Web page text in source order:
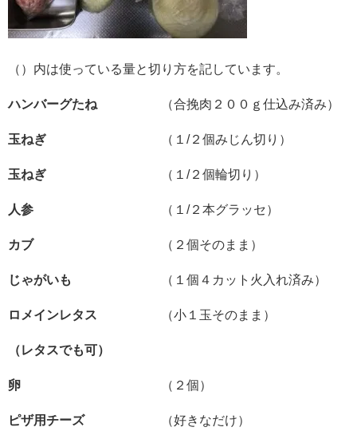
（）内は使っている量と切り方を記しています。
ハンバーグたね （合挽肉２００ｇ仕込み済み）
玉ねぎ （１/２個みじん切り）
玉ねぎ （１/２個輪切り）
人参 （１/２本グラッセ）
カブ （２個そのまま）
じゃがいも （１個４カット火入れ済み）
ロメインレタス （小１玉そのまま）
（レタスでも可）
卵 （２個）
ピザ用チーズ （好きなだけ）